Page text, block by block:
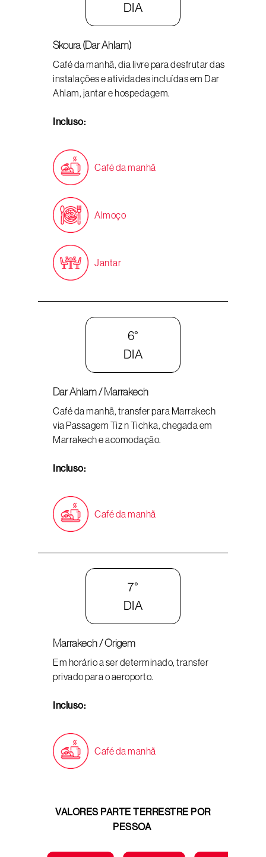
DIA
Skoura (Dar Ahlam)
Café da manhã, dia livre para desfrutar das
instalações e atividades incluídas em Dar
Ahlam, jantar e hospedagem.
Incluso:
Café da manhã
Almoço
Jantar
6°
DIA
Dar Ahlam / Marrakech
Café da manhã, transfer para Marrakech
via Passagem Tiz n Tichka, chegada em
Marrakech e acomodação.
Incluso:
Café da manhã
7°
DIA
Marrakech / Origem
Em horário a ser determinado, transfer
privado para o aeroporto.
Incluso:
Café da manhã
VALORES PARTE TERRESTRE POR
PESSOA